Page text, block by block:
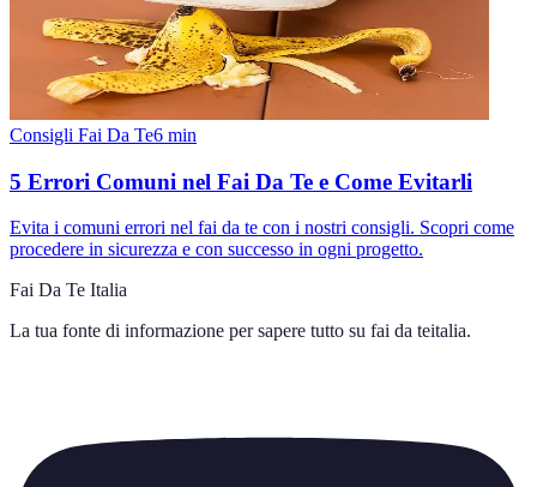
Consigli Fai Da Te6 min
5 Errori Comuni nel Fai Da Te e Come Evitarli
Evita i comuni errori nel fai da te con i nostri consigli. Scopri come
procedere in sicurezza e con successo in ogni progetto.
Fai Da Te Italia
La tua fonte di informazione per sapere tutto su fai da teitalia.